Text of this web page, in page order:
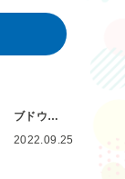
ブドウ…
2022.09.25